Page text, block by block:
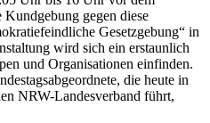
gegen diese
Gesetzgebung“ in
wird sich ein erstaunlich
und Organisationen einfinden.
die heute in
NRW-Landesverband führt,